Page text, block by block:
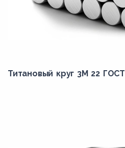
Титановый круг 3М 22